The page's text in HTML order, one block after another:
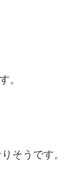
。
そうです。